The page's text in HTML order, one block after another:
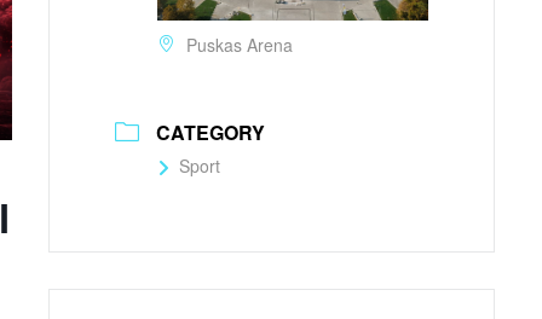
Puskas Arena
CATEGORY
Sport